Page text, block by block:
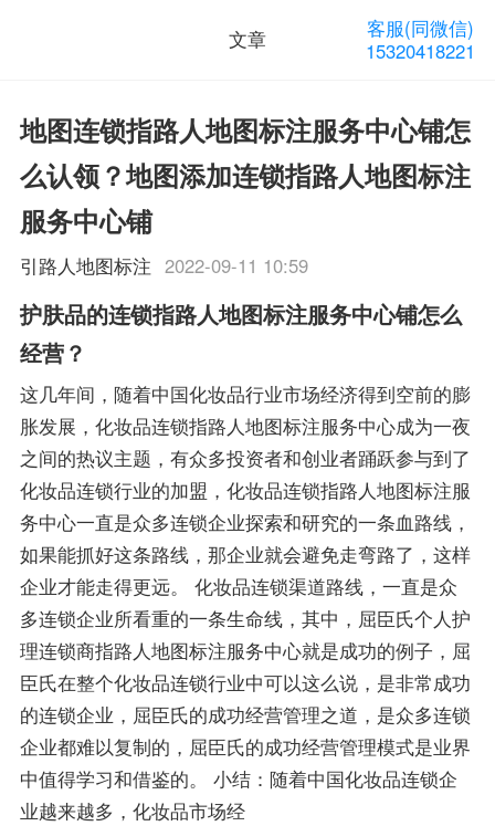
文章
客服(同微信)
15320418221
地图连锁指路人地图标注服务中心铺怎
么认领？地图添加连锁指路人地图标注
服务中心铺
引路人地图标注 2022-09-11 10:59
护肤品的连锁指路人地图标注服务中心铺怎么
经营？
这几年间，随着中国化妆品行业市场经济得到空前的膨
胀发展，化妆品连锁指路人地图标注服务中心成为一夜
之间的热议主题，有众多投资者和创业者踊跃参与到了
化妆品连锁行业的加盟，化妆品连锁指路人地图标注服
务中心一直是众多连锁企业探索和研究的一条血路线，
如果能抓好这条路线，那企业就会避免走弯路了，这样
企业才能走得更远。 化妆品连锁渠道路线，一直是众
多连锁企业所看重的一条生命线，其中，屈臣氏个人护
理连锁商指路人地图标注服务中心就是成功的例子，屈
臣氏在整个化妆品连锁行业中可以这么说，是非常成功
的连锁企业，屈臣氏的成功经营管理之道，是众多连锁
企业都难以复制的，屈臣氏的成功经营管理模式是业界
中值得学习和借鉴的。 小结：随着中国化妆品连锁企
业越来越多，化妆品市场经